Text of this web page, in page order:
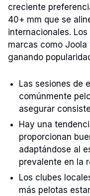
creciente
40+ mm que se
internacionales.
marcas como Joola
ganando
Las sesiones de
comúnmente
asegurar
Hay una
proporcionan
adaptándose al
prevalente en la
Los clubes
más pelotas